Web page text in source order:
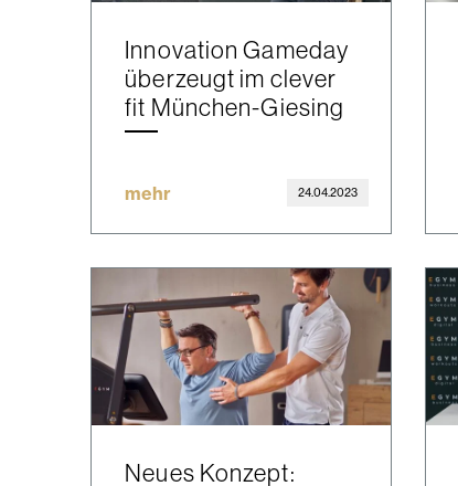
Innovation Gameday
überzeugt im clever
fit München-Giesing
mehr 24.04.2023
Neues Konzept: